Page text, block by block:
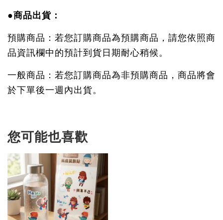
●商品出貨：
預購商品：若您訂購商品為預購商品，請您依照商
品資訊欄中的預計到貨日期耐心稍候。
一般商品：若您訂購商品為非預購商品，商品將會
於下單後一週內出貨。
您可能也喜歡